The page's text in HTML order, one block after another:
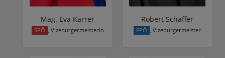
Mag. Eva Karrer
SPÖ , Vizebürgermeisterin
Robert Schaffer
FPÖ , Vizebürgermeister